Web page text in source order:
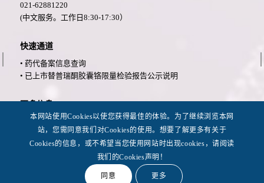
021-62881220
(中文服务。工作日8:30-17:30）
快速通道
• 药代备案信息查询
• 已上市替普瑞酮胶囊铬限量检验报告公示说明
• 法律公告
• 隐私政策
• 可用性
本网站使用Cookies以使您获得最佳的体验。为了继续浏览本网
站，您需同意我们对Cookies的使用。想要了解更多有关于
Cookies的信息，或不希望当您使用网站时出现cookies，请阅读
我们的Cookies声明！
同意 更多